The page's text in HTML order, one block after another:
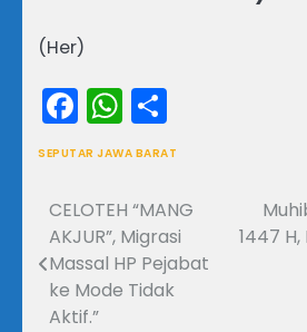
(Her)
Facebook
WhatsApp
SEPUTAR JAWA BARAT
Navigasi
pos
CELOTEH “MANG
AKJUR”, Migrasi
Massal HP Pejabat
ke Mode Tidak
Aktif.”
1447